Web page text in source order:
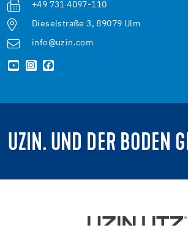
+49 731 4097-110
Dieselstraße 3, 89079 Ulm
info@uzin.com
UZIN. UND DER BODEN